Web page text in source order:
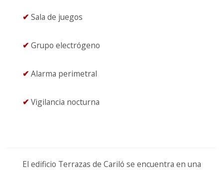
✔ Sala de juegos
✔ Grupo electrógeno
✔ Alarma perimetral
✔ Vigilancia nocturna
El edificio Terrazas de Cariló se encuentra en una